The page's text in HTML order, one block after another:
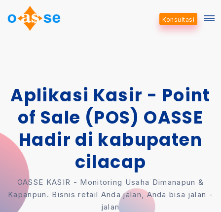
Konsultasi
Aplikasi Kasir - Point
of Sale (POS) OASSE
Hadir di kabupaten
cilacap
OASSE KASIR - Monitoring Usaha Dimanapun &
Kapanpun. Bisnis retail Anda jalan, Anda bisa jalan -
jalan